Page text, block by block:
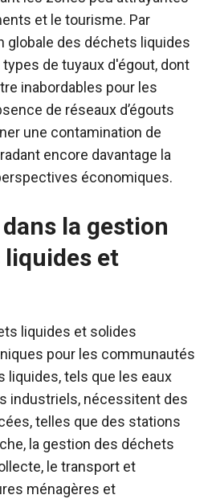
et le tourisme. Par
globale des déchets liquides
de tuyaux d'égout, dont
inabordables pour les
de réseaux d’égouts
une contamination de
encore davantage la
économiques.
la gestion
liquides et
liquides et solides
pour les communautés
liquides, tels que les eaux
industriels, nécessitent des
telles que des stations
la gestion des déchets
le transport et
ménagères et